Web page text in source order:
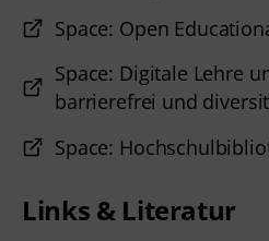
Space: Open
Space: Digitale Lehre
barrierefrei und
Space:
Links & Literatur